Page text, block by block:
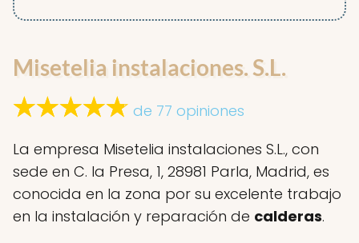
Misetelia instalaciones. S.L.
de 77 opiniones
La empresa Misetelia instalaciones S.L., con
sede en C. la Presa, 1, 28981 Parla, Madrid, es
conocida en la zona por su excelente trabajo
en la instalación y reparación de calderas.